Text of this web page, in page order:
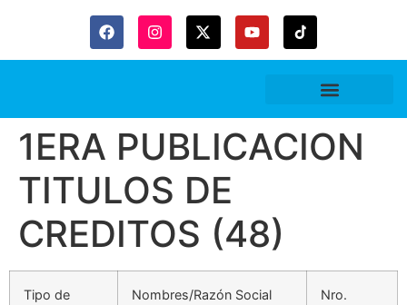
1ERA PUBLICACION
TITULOS DE
CREDITOS (48)
Tipo de
Nombres/Razón Social
Nro.